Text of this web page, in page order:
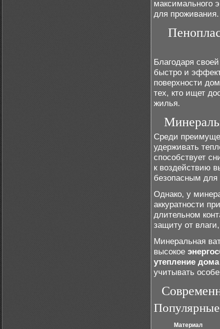
максимального
для проживания.
Благодаря
быстро и
поверхности
тех, кто ищет
жилья.
Среди
удерживать
способствует
к воздействию
безопасным
Однако, у
аккуратности
длительном
защиту от
Минеральная
высокое
утепление дома
учитывать
Популярные
Материал